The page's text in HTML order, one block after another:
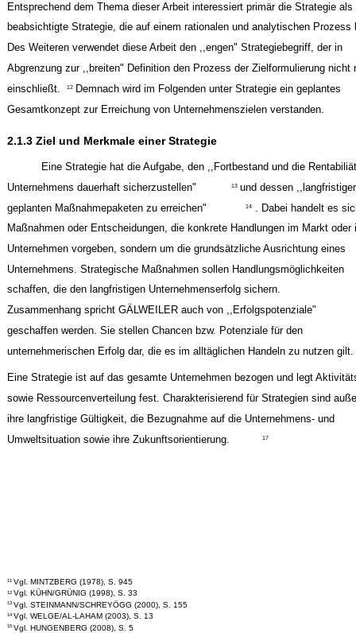
Entsprechend dem Thema dieser Arbeit interessiert primär die Strategie als
beabsichtigte Strategie, die auf einem rationalen und analytischen Prozess
Des Weiteren verwendet diese Arbeit den ,,engen" Strategiebegriff, der in
Abgrenzung zur ,,breiten" Definition den Prozess der Zielformulierung nicht
einschließt.
12 Demnach wird im Folgenden unter Strategie ein geplantes
Gesamtkonzept zur Erreichung von Unternehmenszielen verstanden.
2.1.3 Ziel und Merkmale einer Strategie
Eine Strategie hat die Aufgabe, den ,,Fortbestand und die
Unternehmens dauerhaft sicherzustellen"
13 und dessen
geplanten Maßnahmepaketen zu erreichen"
14
. Dabei handelt es
Maßnahmen oder Entscheidungen, die konkrete Handlungen im Markt oder
Unternehmen vorgeben, sondern um die grundsätzliche Ausrichtung eines
Unternehmens. Strategische Maßnahmen sollen Handlungsmöglichkeiten
schaffen, die den langfristigen Unternehmenserfolg sichern.
Zusammenhang spricht GÄLWEILER auch von ,,Erfolgspotenziale"
geschaffen werden. Sie stellen Chancen bzw. Potenziale für den
unternehmerischen Erfolg dar, die es im alltäglichen Handeln zu nutzen gilt.
Eine Strategie ist auf das gesamte Unternehmen bezogen und legt
sowie Ressourcenverteilung fest. Charakterisierend für Strategien sind
ihre langfristige Gültigkeit, die Bezugnahme auf die Unternehmens- und
Umweltsituation sowie ihre Zukunftsorientierung.
17
11 Vgl. MINTZBERG (1978), S. 945
12 Vgl. KÜHN/GRÜNIG (1998), S. 33
13 Vgl. STEINMANN/SCHREYÖGG (2000), S. 155
14 Vgl. WELGE/AL-LAHAM (2003), S. 13
15 Vgl. HUNGENBERG (2008), S. 5